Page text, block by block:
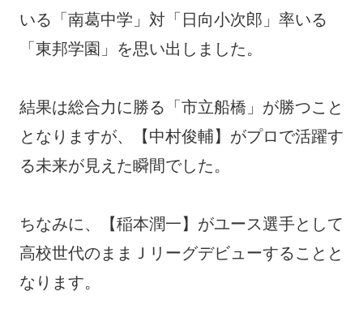
いる「南葛中学」対「日向小次郎」率いる
「東邦学園」を思い出しました。
結果は総合力に勝る「市立船橋」が勝つこと
となりますが、【中村俊輔】がプロで活躍す
る未来が見えた瞬間でした。
ちなみに、【稲本潤一】がユース選手として
高校世代のままＪリーグデビューすることと
なります。